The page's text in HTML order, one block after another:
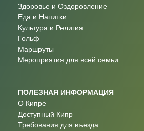
Здоровье и Оздоровление
Еда и Напитки
Культура и Религия
Гольф
Маршруты
Мероприятия для всей семьи
ПОЛЕЗНАЯ ИНФОРМАЦИЯ
О Кипре
Доступный Кипр
Требования для въезда